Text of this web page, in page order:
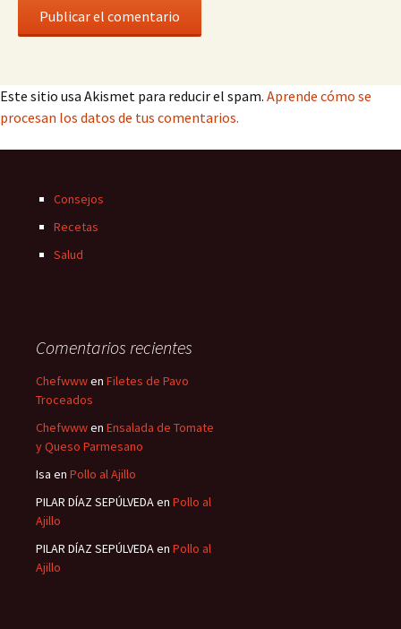
Este sitio usa Akismet para reducir el spam. Aprende cómo se
procesan los datos de tus comentarios.
Consejos
Recetas
Salud
Comentarios recientes
Chefwwwen Filetes de Pavo
Troceados
Chefwwwen Ensalada de Tomate
y Queso Parmesano
Isa en Pollo al Ajillo
PILAR DÍAZ SEPÚLVEDAen Pollo al
Ajillo
PILAR DÍAZ SEPÚLVEDAen Pollo al
Ajillo